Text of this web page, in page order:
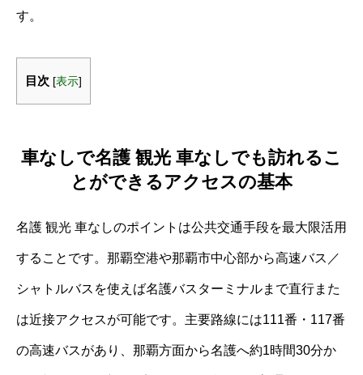
す。
目次 [表示]
車なしで名護 観光 車なしでも訪れるこ
とができるアクセスの基本
名護 観光 車なしのポイントは公共交通手段を最大限活用
することです。那覇空港や那覇市中心部から高速バス／
シャトルバスを使えば名護バスターミナルまで直行また
は近接アクセスが可能です。主要路線には111番・117番
の高速バスがあり、那覇方面から名護へ約1時間30分か